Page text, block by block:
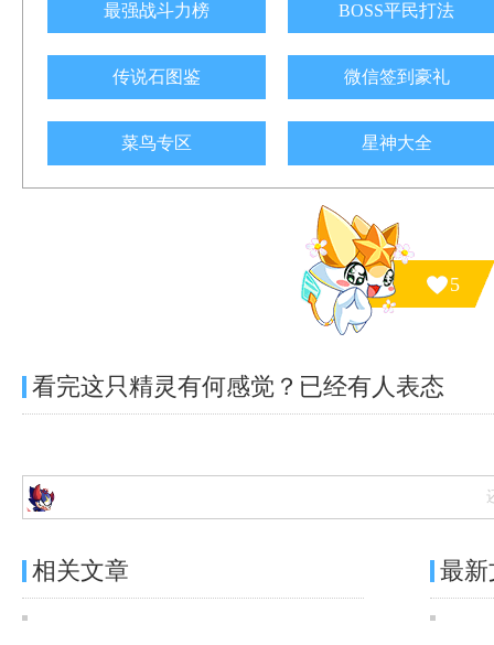
最强战斗力榜 BOSS平民打法
传说石图鉴 微信签到豪礼
菜鸟专区 星神大全
5
看完这只精灵有何感觉？已经有人表态
相关文章 最